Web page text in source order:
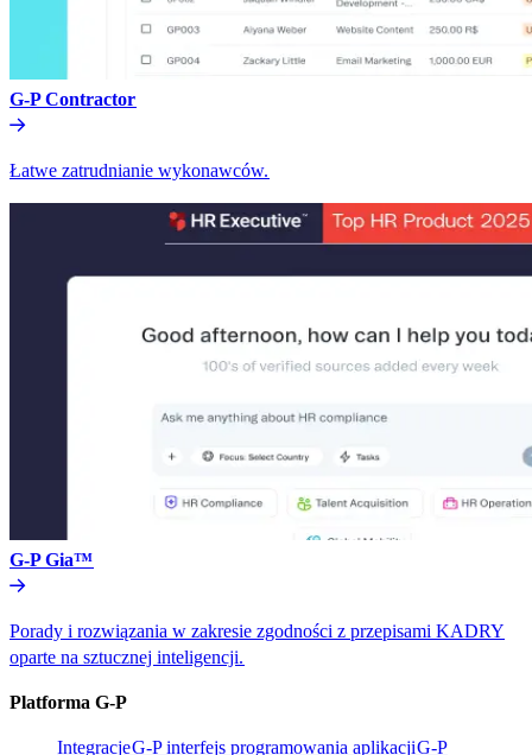
G-P Contractor​​
Łatwe zatrudnianie wykonawców.​​
G-P Gia™​​
Porady i rozwiązania w zakresie zgodności z przepisami KADRY
oparte na sztucznej inteligencji.​​
Platforma G-P​​
Integracje​​G-P interfejs programowania aplikacji​​G-P